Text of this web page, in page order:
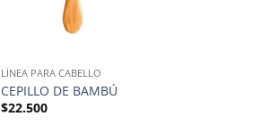
LÍNEA PARA CABELLO
CEPILLO DE BAMBÚ
$22.500